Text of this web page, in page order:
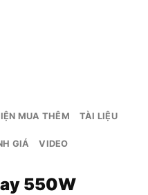
MUA THÊM TÀI LIỆU
GIÁ VIDEO
550W